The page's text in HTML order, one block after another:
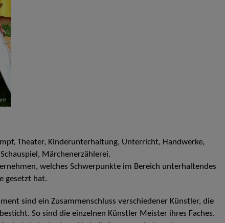
Theater, Kinderunterhaltung, Unterricht, Handwerke,
Märchenerzählerei.
welches Schwerpunkte im Bereich unterhaltendes
gesetzt hat.
sind ein Zusammenschluss verschiedener Künstler, die
So sind die einzelnen Künstler Meister ihres Faches.